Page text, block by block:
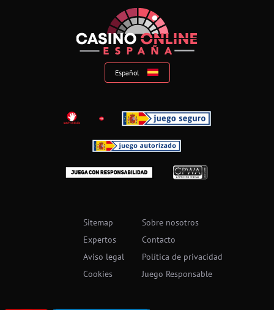
Español
Sitemap
Sobre nosotros
Expertos
Contacto
Aviso legal
Política de privacidad
Cookies
Juego Responsable